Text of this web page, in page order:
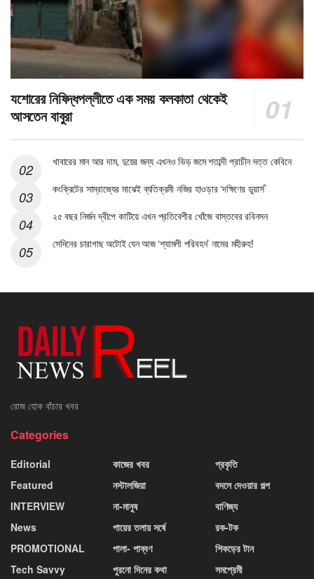
যশোরের নিষিদ্ধপল্লীতে এক সময় কলকাতা থেকেই
আসতেন বাবুরা
খাবারের মান আর দাম, দুয়ের জন্য এখনও ভিড় জমে শতাব্দী প্রাচীন দত্ত কেবিনে
কংক্রিটের সাম্রাজ্যের মাঝেই ব্যতিক্রমী নজির হাওড়ার ‘দক্ষিণের ডুয়ার্স’
২৫ বছর নির্জন দ্বীপে কাটিয়ে এখন প্রতিবেশীর খোঁজে বাস্তবের রবিনসন
সেদিনের চারাগাছ অটোই যেন আজ ‘শ্যামলী পরিবহন’ নামের মহীরুহ!
রোজ হোক বাঁচার খবর
Categories
Editorial
Featured
INTERVIEW
News
PROMOTIONAL
Tech Savvy
কাজের খবর
নস্টালজিয়া
না-মানুষ
পায়ের তলায় সর্ষে
পালা- পাব্বণ
পুরনো দিনের কথা
প্রকৃতি
বদলে দেওয়ার গল্প
বাণিজ্য
রক-টক
শিকড়ের টান
সমপ্রেমী